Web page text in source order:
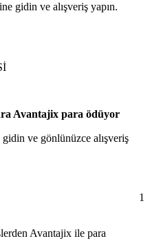
gidin ve alışveriş yapın.
Avantajix para ödüyor
ve gönlünüzce alışveriş
1
Avantajix ile para